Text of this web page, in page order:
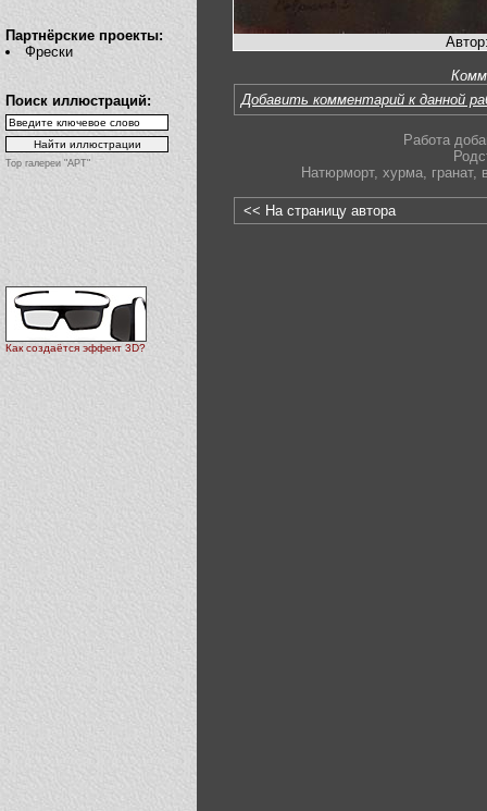
Партнёрские проекты:
Фрески
Поиск иллюстраций:
Top галереи "АРТ"
Как создаётся эффект 3D?
Добавить комментарий к данной
Работа
Натюрморт, хурма, гранат,
<< На страницу автора